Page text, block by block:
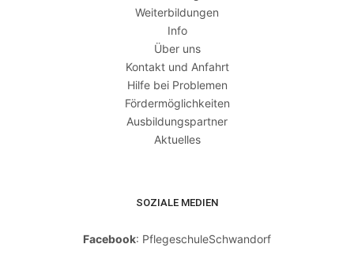
Weiterbildungen
Info
Über uns
Kontakt und Anfahrt
Hilfe bei Problemen
Fördermöglichkeiten
Ausbildungspartner
Aktuelles
SOZIALE MEDIEN
Facebook: PflegeschuleSchwandorf